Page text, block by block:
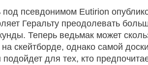
под псевдонимом Eutirion
Геральту преодолевать
Теперь ведьмак может
скейтборде, однако самой
для тех, кто